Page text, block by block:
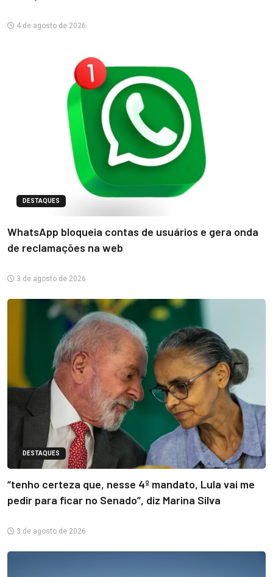
4 de agosto de 2026
DESTAQUES
WhatsApp bloqueia contas de usuários e gera onda
de reclamações na web
3 de agosto de 2026
DESTAQUES
“tenho certeza que, nesse 4º mandato, Lula vai me
pedir para ficar no Senado”, diz Marina Silva
3 de agosto de 2026